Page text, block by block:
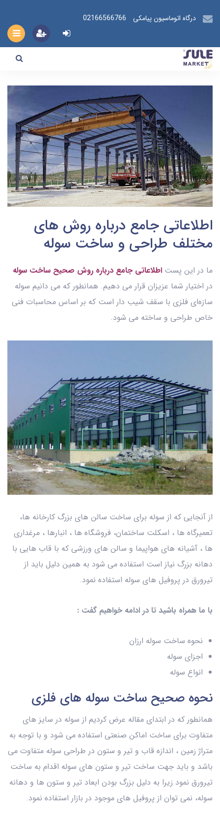
درگاه اتوماسیون پیامکی 02166566766
اطلاعاتی جامع درباره روش های
مختلف طراحی و ساخت سوله
ما در این پست اطلاعاتی جامع درباره روش صحیح ساخت سوله
در اختیار شما عزیزان قرار می دهیم. همانطور که می دانیم سوله
سازه‌ای فلزی با سقف شیب‌ دار است که بر اساس محاسبات فنی
خاص طراحی و ساخته می‌ شود.
از آنجایی که از سوله برای ساخت سالن های بزرگ کارخانه‌ ها،
تعمیرگاه‌ ها ، اسکلت ساختمان، فروشگاه‌ ها ، انبارها ، مرغداری‌
ها ، آشیانه‌ های هواپیما و سالن‌ های ورزشی که با قاب‌ هایی با
دهانه بزرگ نیاز است استفاده می‌ شود به همین دلیل باید از
تیرورق در پروفیل‌ های سوله استفاده نمود.
با ما همراه باشید تا در ادامه خواهیم گفت :
نحوه ساخت سوله ارزان
اجزای سوله
انواع سوله
نحوه صحیح ساخت سوله های فلزی
همانطور که در ابتدای مقاله عرض کردیم از سوله در سایز های
متفاوت برای ساخت اماکن صنعتی استفاده می شود و با توجه به
متراژ زمین ، اندازه قاب و تیر و ستون در طراحی سوله متفاوت می
باشد و باید جهت ساخت تیر و ستون های سوله اقدام به ساخت
تیرورق نمود زیرا به دلیل بزرگ بودن ابعاد تیر و ستون‌ ها و دهانه
سوله، نمی‌ توان از پروفیل‌ های موجود در بازار استفاده نمود.